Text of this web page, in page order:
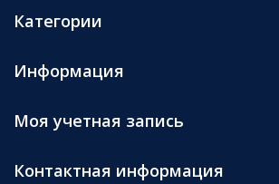
Категории
Информация
Моя учетная запись
Контактная информация